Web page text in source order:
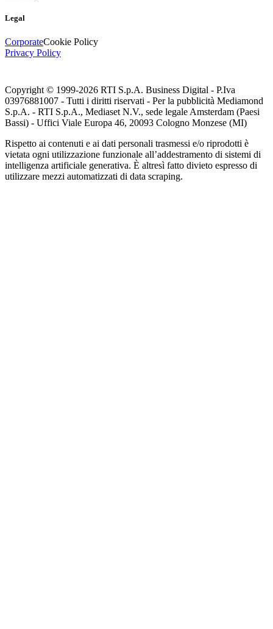
Legal
CorporateCookie Policy
Privacy Policy
Copyright © 1999-2026 RTI S.p.A. Business Digital - P.Iva
03976881007 - Tutti i diritti riservati - Per la pubblicità Mediamond
S.p.A. - RTI S.p.A., Mediaset N.V., sede legale Amsterdam (Paesi
Bassi) - Uffici Viale Europa 46, 20093 Cologno Monzese (MI)
Rispetto ai contenuti e ai dati personali trasmessi e/o riprodotti è
vietata ogni utilizzazione funzionale all’addestramento di sistemi di
intelligenza artificiale generativa. È altresì fatto divieto espresso di
utilizzare mezzi automatizzati di data scraping.